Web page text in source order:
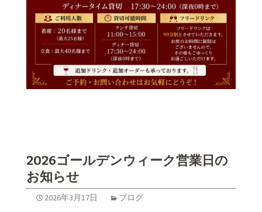
2026ゴールデンウィーク営業日の
お知らせ
2026年3月17日 ブログ